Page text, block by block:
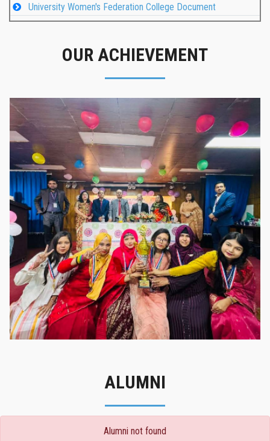
University Women's Federation College Document
OUR ACHIEVEMENT
গৌরবের মুহূর্ত
গৌরবের মুহূর্ত
ALUMNI
Alumni not found